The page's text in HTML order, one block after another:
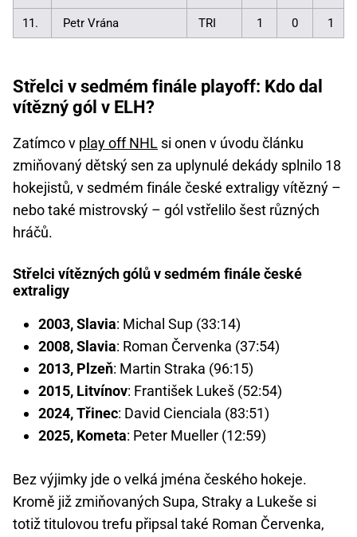
11. Petr Vrána TRI 1 0 1
Střelci v sedmém finále playoff: Kdo dal
vítězný gól v ELH?
Zatímco v play off NHL si onen v úvodu článku
zmiňovaný dětský sen za uplynulé dekády splnilo 18
hokejistů, v sedmém finále české extraligy vítězný –
nebo také mistrovský – gól vstřelilo šest různých
hráčů.
Střelci vítězných gólů v sedmém finále české
extraligy
2003, Slavia: Michal Sup (33:14)
2008, Slavia: Roman Červenka (37:54)
2013, Plzeň: Martin Straka (96:15)
2015, Litvínov: František Lukeš (52:54)
2024, Třinec: David Cienciala (83:51)
2025, Kometa: Peter Mueller (12:59)
Bez výjimky jde o velká jména českého hokeje.
Kromě již zmiňovaných Supa, Straky a Lukeše si
totiž titulovou trefu připsal také Roman Červenka,